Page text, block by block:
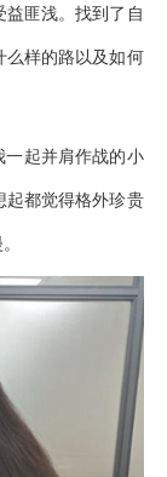
匪浅。找到了自
么样的路以及如何
起并肩作战的小
起都觉得格外珍贵